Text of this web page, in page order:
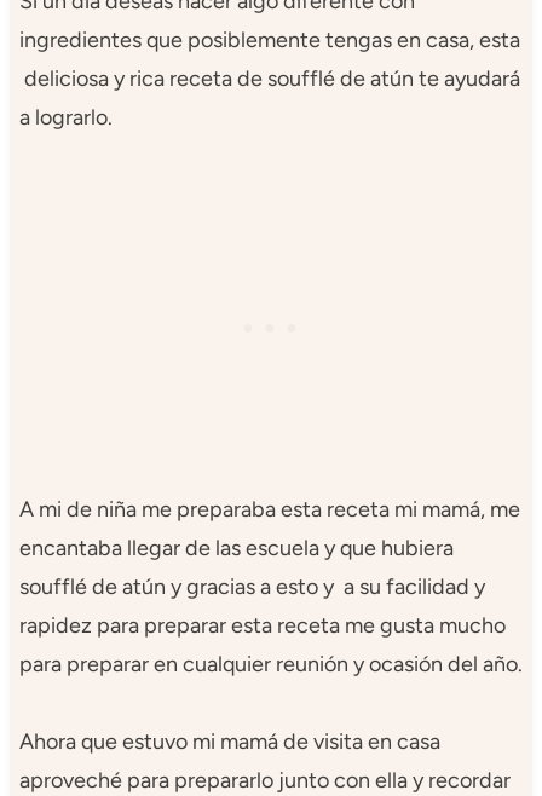
ingredientes que posiblemente tengas en casa, esta
deliciosa y rica receta de soufflé de atún te ayudará
a lograrlo.
A mi de niña me preparaba esta receta mi mamá, me
encantaba llegar de las escuela y que hubiera
soufflé de atún y gracias a esto y a su facilidad y
rapidez para preparar esta receta me gusta mucho
para preparar en cualquier reunión y ocasión del año.
Ahora que estuvo mi mamá de visita en casa
aproveché para prepararlo junto con ella y recordar